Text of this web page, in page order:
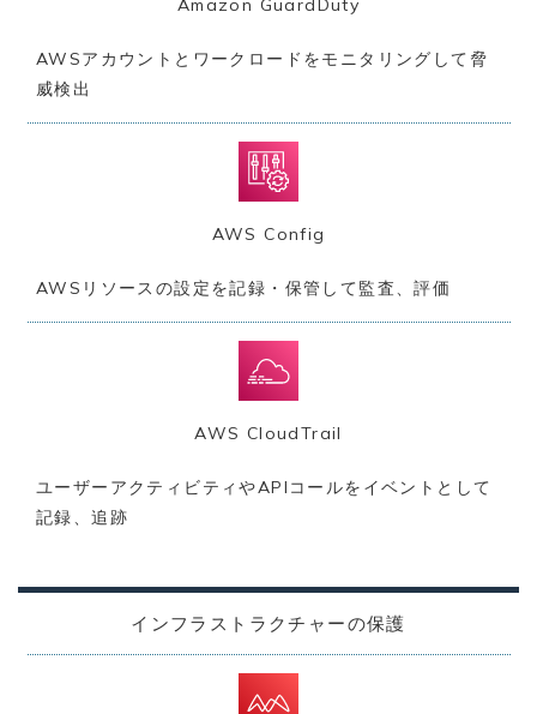
Amazon GuardDuty
AWSアカウントとワークロードをモニタリングして脅
威検出
AWS Config
AWSリソースの設定を記録・保管して監査、評価
AWS CloudTrail
ユーザーアクティビティやAPIコールをイベントとして
記録、追跡
インフラストラクチャーの保護